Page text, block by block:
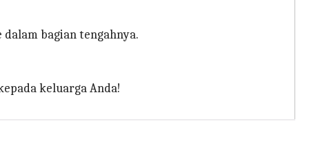
bagian tengahnya.
keluarga Anda!